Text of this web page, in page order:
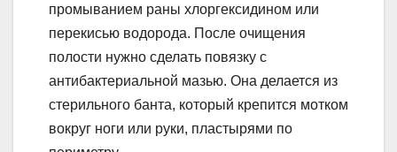
промыванием раны хлоргексидином или
перекисью водорода. После очищения
полости нужно сделать повязку с
антибактериальной мазью. Она делается из
стерильного банта, который крепится мотком
вокруг ноги или руки, пластырями по